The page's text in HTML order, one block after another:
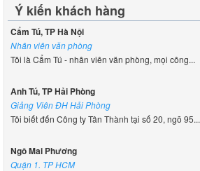
Ý kiến khách hàng
Cẩm Tú, TP Hà Nội
Nhân viên văn phòng
Tôi là Cẩm Tú - nhân viên văn phòng, mọi công...
Anh Tú, TP Hải Phòng
Giảng Viên ĐH Hải Phòng
Tôi biết đến Công ty Tân Thành tại số 20, ngõ 95...
Ngô Mai Phương
Quận 1. TP HCM